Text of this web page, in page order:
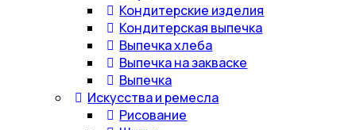
Кондитерские изделия
Кондитерская выпечка
Выпечка хлеба
Выпечка на закваске
Выпечка
Искусства и ремесла
Рисование